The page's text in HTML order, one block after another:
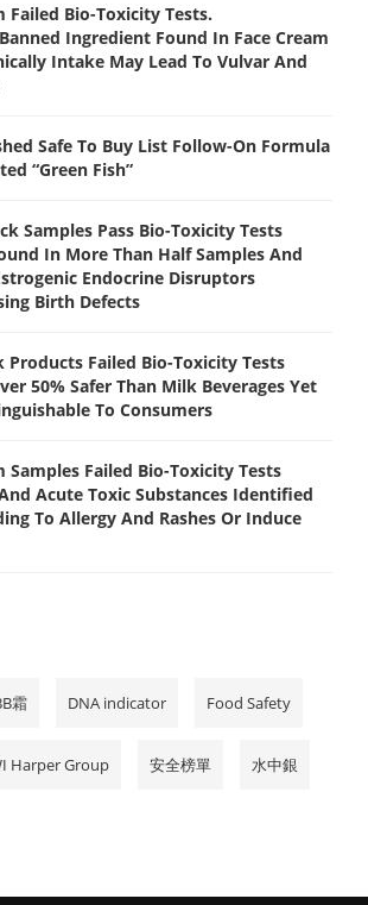
Failed Bio-Toxicity Tests.
Ingredient Found In Face Cream
Intake May Lead To Vulvar And
Safe To Buy List Follow-On Formula
“Green Fish”
Samples Pass Bio-Toxicity Tests
In More Than Half Samples And
Endocrine Disruptors
Birth Defects
Products Failed Bio-Toxicity Tests
50% Safer Than Milk Beverages Yet
To Consumers
Samples Failed Bio-Toxicity Tests
And Acute Toxic Substances Identified
To Allergy And Rashes Or Induce
霜 DNA indicator Food Safety
Harper Group 安全榜單 水中銀